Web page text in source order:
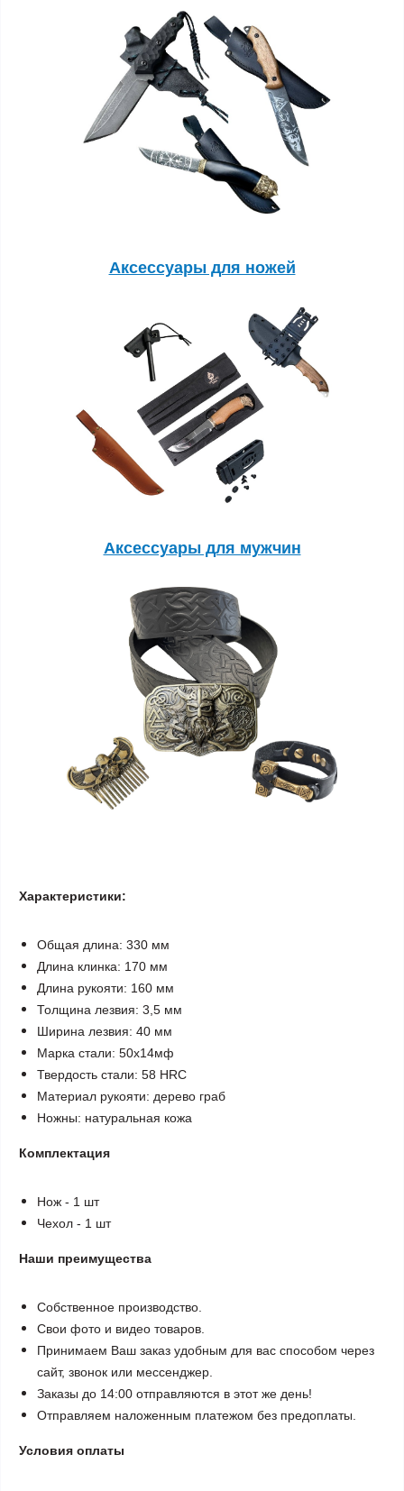
Аксессуары для ножей
Аксессуары для мужчин
Характеристики:
Общая длина: 330 мм
Длина клинка: 170 мм
Длина рукояти: 160 мм
Толщина лезвия: 3,5 мм
Ширина лезвия: 40 мм
Марка стали: 50х14мф
Твердость стали: 58 HRC
Материал рукояти: дерево граб
Ножны: натуральная кожа
Комплектация
Нож - 1 шт
Чехол - 1 шт
Наши преимущества
Собственное производство.
Свои фото и видео товаров.
Принимаем Ваш заказ удобным для вас способом через
сайт, звонок или мессенджер.
Заказы до 14:00 отправляются в этот же день!
Отправляем наложенным платежом без предоплаты.
Условия оплаты